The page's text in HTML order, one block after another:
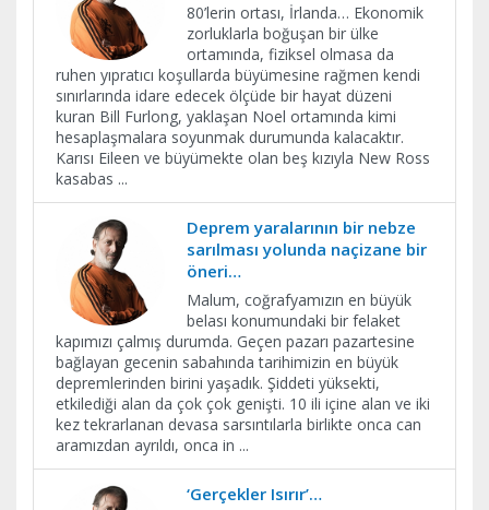
80’lerin ortası, İrlanda… Ekonomik
zorluklarla boğuşan bir ülke
ortamında, fiziksel olmasa da
ruhen yıpratıcı koşullarda büyümesine rağmen kendi
sınırlarında idare edecek ölçüde bir hayat düzeni
kuran Bill Furlong, yaklaşan Noel ortamında kimi
hesaplaşmalara soyunmak durumunda kalacaktır.
Karısı Eileen ve büyümekte olan beş kızıyla New Ross
kasabas ...
Deprem yaralarının bir nebze
sarılması yolunda naçizane bir
öneri…
Malum, coğrafyamızın en büyük
belası konumundaki bir felaket
kapımızı çalmış durumda. Geçen pazarı pazartesine
bağlayan gecenin sabahında tarihimizin en büyük
depremlerinden birini yaşadık. Şiddeti yüksekti,
etkilediği alan da çok çok genişti. 10 ili içine alan ve iki
kez tekrarlanan devasa sarsıntılarla birlikte onca can
aramızdan ayrıldı, onca in ...
‘Gerçekler Isırır’…